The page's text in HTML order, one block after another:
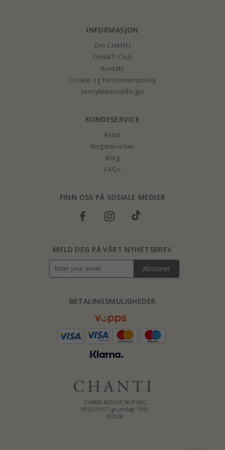
INFORMASJON
Om CHANTI
CHANTI Club
Kontakt
Cookie og Personvernpolicy
Samtykkeinnstillinger
KUNDESERVICE
Retur
Ringstørrelser
Blog
FAQs
FINN OSS PÅ SOSIALE MEDIER
CHANTI NORGE NUF (NO
992019417) grunnlagt 1995
©2026
BETALINGSMULIGHEDER
MELD DEG PÅ VÅRT NYHETSBREV
Abonner